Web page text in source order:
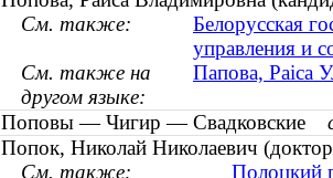
См. также:
Белорусская
управления и
См. также на
другом языке:
Папова, Раіса
Поповы — Чигир — Свадковские
Попок, Николай Николаевич
См. также:
Полоцкий